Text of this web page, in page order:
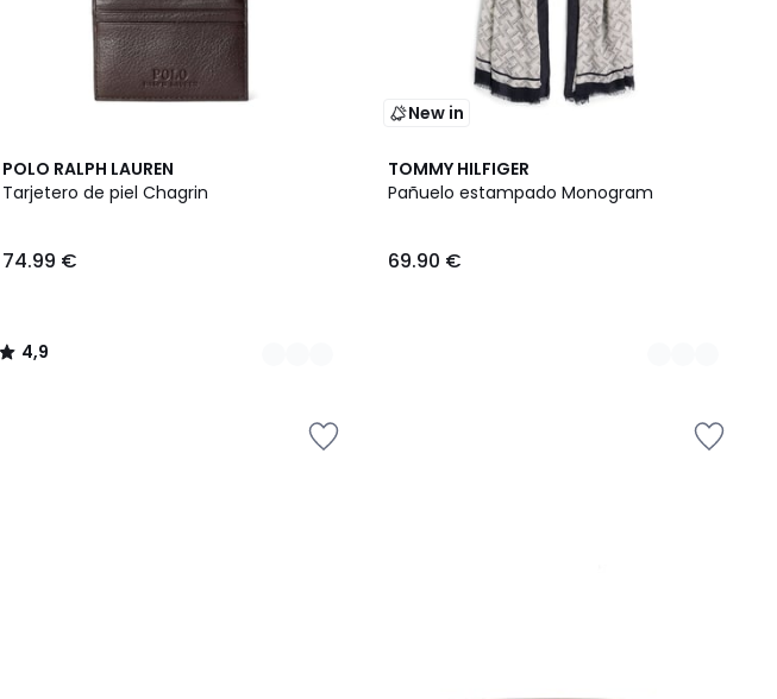
POLO RALPH LAUREN
Tarjetero de piel Chagrin
74.99 €
4,9
/ 5
2
Colores
4,9
/
New in
TOMMY HILFIGER
Pañuelo estampado Monogram
69.90 €
2
Colores